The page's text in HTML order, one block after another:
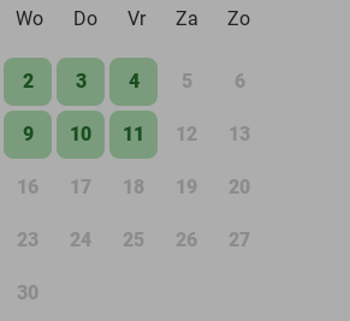
Wo Do Vr Za Zo
2 3 4 5 6
9 10 11 12 13
16 17 18 19 20
23 24 25 26 27
30